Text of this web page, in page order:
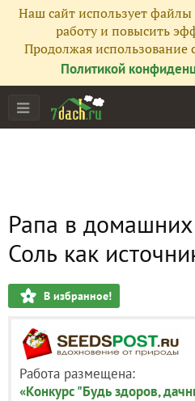
Наш сайт использует
работу и повысить
Продолжая использование
Политикой
Рапа в домашних
Соль как
В избранное!
Работа размещена:
«Конкурс "Будь здоров,